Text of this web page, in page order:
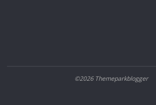
©2026 Themeparkblogger